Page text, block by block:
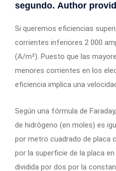
segundo. Author
Si queremos eficiencias
corrientes inferiores 2 000
(A/m²). Puesto que las
menores corrientes en los
eficiencia implica una
Según una fórmula de
de hidrógeno (en moles) es
por metro cuadrado de placa
por la superficie de la placa
dividida por dos por la